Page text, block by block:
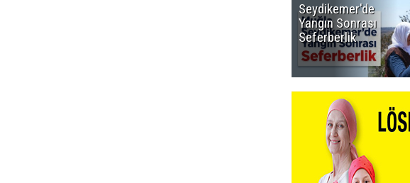
Seydikemer'de
Yangın Sonrası
Seferberlik